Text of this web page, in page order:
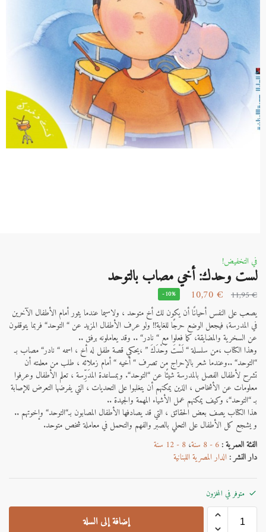
في التخفيض!
لست وحدك: أخي مصاب بالتوحد
11,95€
10,70 €
-10%
يصعب على النفس أحيانًا أن يكون لك أخ متوحد ، ولاسيما عندما يثور أمام الأطفال الآخرين
في المدرسة؛ فيجعل الوضع حرجًا للغاية!! ولو عرف الأطفال المزيد عن “ التوحد“ فربما يتوقفون
عن السخرية والمضايقة، كما فعلوا مع “ نادر“ .. وقد يعاملونه برفق ..
وهذا الكتاب ،من سلسلة “ لَسْتَ وَحْدَكَ ” ،يحكي قصة طفل له أخ ، اسمه “ نادر“ مصاب بـ
“التوحد“ ..وعندما شعر بالإحراج من تصرف “ أخيه “ أمام زملائه ، طلب من معلمته أن
تشرح لأطفال الفصل بالمدرسة شيئًا عن “التوحد“. وبمساعدة المدَرِّسة ، تعلم الأطفال وعرفوا
معلومات عن الأشخاص ، الذين يمكنهم أن يتغلبوا على التحديات ، التي يفرضها التعرض للإصابة
بـ “التوحد“، وكيف يمكنهم عمل الأشياء المهمة والجيدة ..
هذا الكتاب يصف بعض الحقائق ، التي قد يصادفها الأطفال المصابون بـ“التوحد“ وإخوتهم ..
و يشجع كل الأطفال على التحلي بالصبر والفهم والتحمل في معاملة شخص متوحد.
الفئة العمرية :6 - 8 سنة ، 8 - 12 سنة
دار النشر :الدار المصرية اللبنانية
متوفر في المخزون
إضافة إلى السلة